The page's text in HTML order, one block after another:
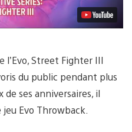
l’Evo, Street Fighter III
du public pendant plus
de ses anniversaires, il
Evo Throwback.